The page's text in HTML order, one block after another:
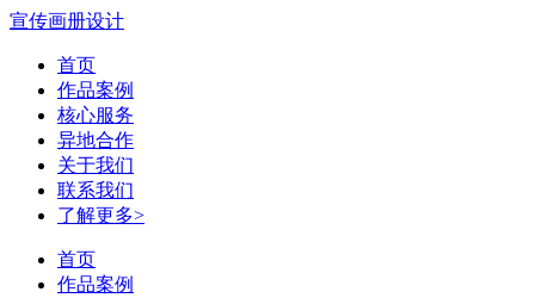
宣传画册设计
首页
作品案例
核心服务
异地合作
关于我们
联系我们
了解更多>
首页
作品案例